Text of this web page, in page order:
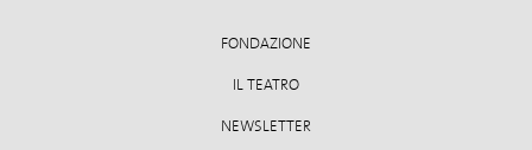
FONDAZIONE
IL TEATRO
NEWSLETTER